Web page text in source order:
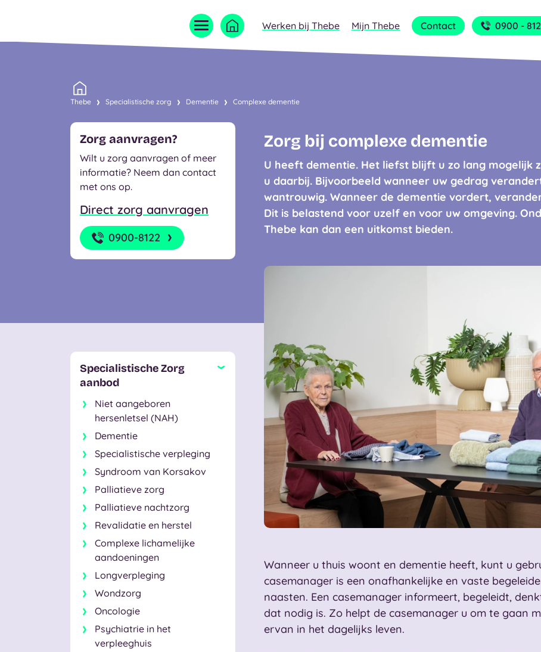
Home
Werken bij Thebe Mijn Thebe Contact 0900 -
Thebe Specialistische zorg Dementie Complexe dementie
Zorg aanvragen?
Wilt u zorg aanvragen of meer
informatie? Neem dan contact
met ons op.
Direct zorg aanvragen
0900-8122
Zorg bij complexe dementie
U heeft dementie. Het liefst blijft u zo lang mogelijk
u daarbij. Bijvoorbeeld wanneer uw gedrag
wantrouwig. Wanneer de dementie vordert,
Dit is belastend voor uzelf en voor uw omgeving.
Thebe kan dan een uitkomst bieden.
Wanneer u thuis woont en dementie heeft, kunt u
casemanager is een onafhankelijke en vaste
naasten. Een casemanager informeert, begeleidt,
dat nodig is. Zo helpt de casemanager u om te gaan
ervan in het dagelijks leven.
Specialistische Zorg
aanbod
Niet aangeboren
hersenletsel (NAH)
Dementie
Specialistische verpleging
Syndroom van Korsakov
Palliatieve zorg
Palliatieve nachtzorg
Revalidatie en herstel
Complexe lichamelijke
aandoeningen
Longverpleging
Wondzorg
Oncologie
Psychiatrie in het
verpleeghuis